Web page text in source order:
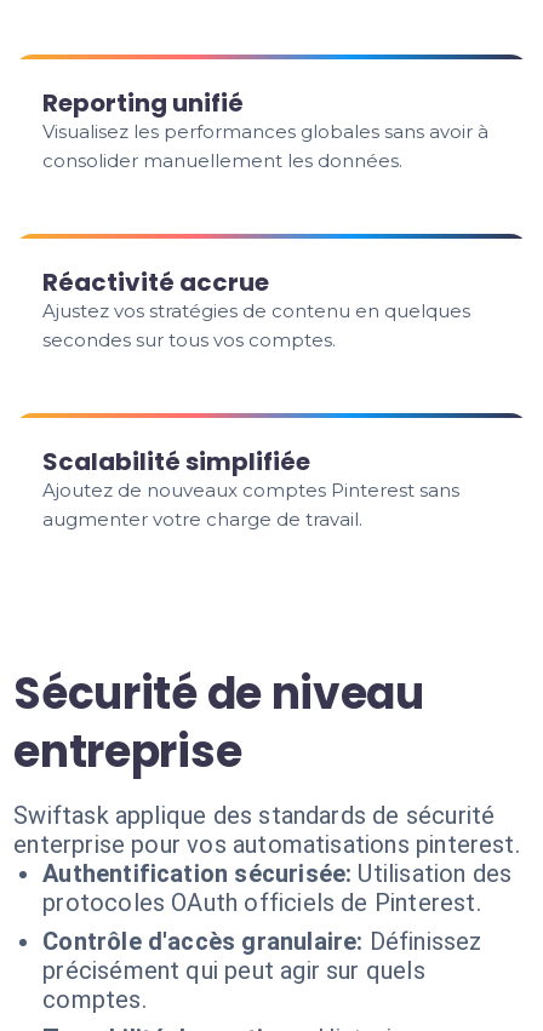
Reporting unifié
Visualisez les performances globales sans avoir à
consolider manuellement les données.
Réactivité accrue
Ajustez vos stratégies de contenu en quelques
secondes sur tous vos comptes.
Scalabilité simplifiée
Ajoutez de nouveaux comptes Pinterest sans
augmenter votre charge de travail.
Sécurité de niveau
entreprise
Swiftask applique des standards de sécurité
enterprise pour vos automatisations pinterest.
Authentification sécurisée: Utilisation des
protocoles OAuth officiels de Pinterest.
Contrôle d'accès granulaire: Définissez
précisément qui peut agir sur quels
comptes.